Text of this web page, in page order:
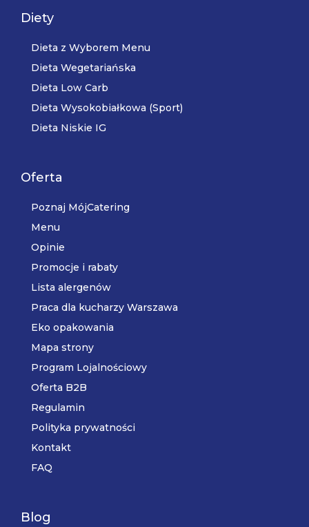
Diety
Dieta z Wyborem Menu
Dieta Wegetariańska
Dieta Low Carb
Dieta Wysokobiałkowa (Sport)
Dieta Niskie IG
Oferta
Poznaj MójCatering
Menu
Opinie
Promocje i rabaty
Lista alergenów
Praca dla kucharzy Warszawa
Eko opakowania
Mapa strony
Program Lojalnościowy
Oferta B2B
Regulamin
Polityka prywatności
Kontakt
FAQ
Blog